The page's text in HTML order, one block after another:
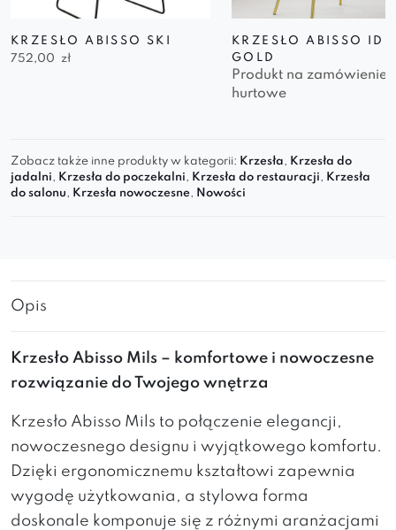
KRZESŁO ABISSO SKI
752,00
zł
KRZESŁO ABISSO
GOLD
Produkt na zamówienie
hurtowe
Zobacz także inne produkty w kategorii: Krzesła, Krzesła do
jadalni, Krzesła do poczekalni, Krzesła do restauracji, Krzesła
do salonu, Krzesła nowoczesne, Nowości
Opis
Krzesło Abisso Mils – komfortowe i nowoczesne
rozwiązanie do Twojego wnętrza
Krzesło Abisso Mils to połączenie elegancji,
nowoczesnego designu i wyjątkowego komfortu.
Dzięki ergonomicznemu kształtowi zapewnia
wygodę użytkowania, a stylowa forma
doskonale komponuje się z różnymi aranżacjami